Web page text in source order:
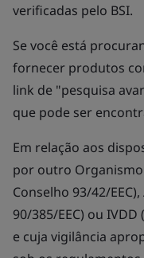
verificadas pelo BSI.
Se você está
fornecer produtos
link de "pesquisa
que pode ser
Em relação aos
por outro
Conselho 93/42/
90/385/EEC) ou
e cuja vigilância